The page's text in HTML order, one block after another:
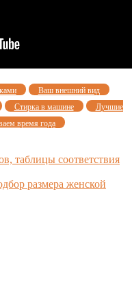
Ваш внешний вид
Стирка в машине
Лучшие
время года
таблицы соответствия
размера женской